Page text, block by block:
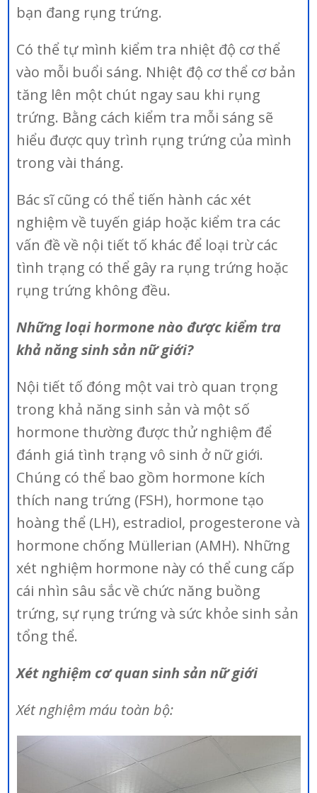
bạn đang rụng trứng.
Có thể tự mình kiểm tra nhiệt độ cơ thể
vào mỗi buổi sáng. Nhiệt độ cơ thể cơ bản
tăng lên một chút ngay sau khi rụng
trứng. Bằng cách kiểm tra mỗi sáng sẽ
hiểu được quy trình rụng trứng của mình
trong vài tháng.
Bác sĩ cũng có thể tiến hành các xét
nghiệm về tuyến giáp hoặc kiểm tra các
vấn đề về nội tiết tố khác để loại trừ các
tình trạng có thể gây ra rụng trứng hoặc
rụng trứng không đều.
Những loại hormone nào được kiểm tra
khả năng sinh sản nữ giới?
Nội tiết tố đóng một vai trò quan trọng
trong khả năng sinh sản và một số
hormone thường được thử nghiệm để
đánh giá tình trạng vô sinh ở nữ giới.
Chúng có thể bao gồm hormone kích
thích nang trứng (FSH), hormone tạo
hoàng thể (LH), estradiol, progesterone và
hormone chống Müllerian (AMH). Những
xét nghiệm hormone này có thể cung cấp
cái nhìn sâu sắc về chức năng buồng
trứng, sự rụng trứng và sức khỏe sinh sản
tổng thể.
Xét nghiệm cơ quan sinh sản nữ giới
Xét nghiệm máu toàn bộ: